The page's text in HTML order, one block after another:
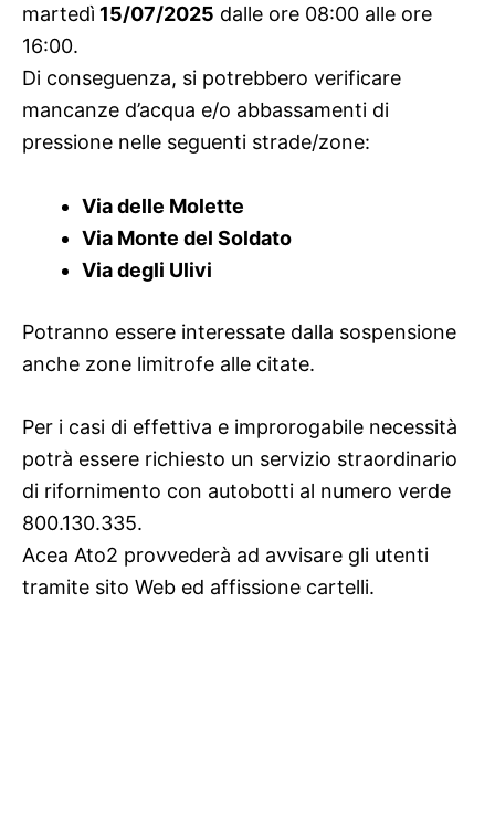
martedì 15/07/2025 dalle ore 08:00 alle ore
16:00.
Di conseguenza, si potrebbero verificare
mancanze d’acqua e/o abbassamenti di
pressione nelle seguenti strade/zone:
Via delle Molette
Via Monte del Soldato
Via degli Ulivi
Potranno essere interessate dalla sospensione
anche zone limitrofe alle citate.
Per i casi di effettiva e improrogabile necessità
potrà essere richiesto un servizio straordinario
di rifornimento con autobotti al numero verde
800.130.335.
Acea Ato2 provvederà ad avvisare gli utenti
tramite sito Web ed affissione cartelli.